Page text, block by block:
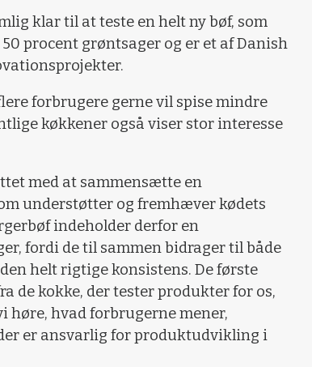
klar til at teste en helt ny bøf, som
procent grøntsager og er et af Danish
forbrugere gerne vil spise mindre
køkkener også viser stor interesse
med at sammensætte en
understøtter og fremhæver kødets
indeholder derfor en
fordi de til sammen bidrager til både
helt rigtige konsistens. De første
de kokke, der tester produkter for os,
høre, hvad forbrugerne mener,
er ansvarlig for produktudvikling i